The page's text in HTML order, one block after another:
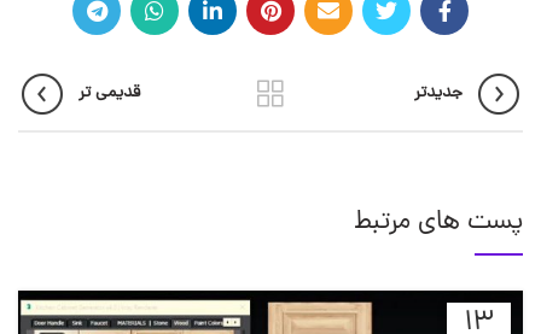
جدیدتر قدیمی تر
پست های مرتبط
13